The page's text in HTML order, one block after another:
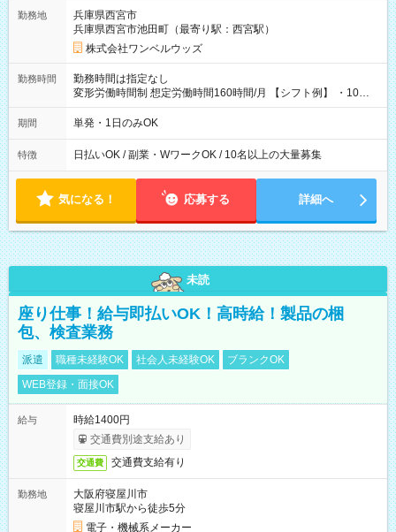
勤務地
兵庫県西宮市
兵庫県西宮市池田町（最寄り駅：西宮駅）
株式会社ワンベルウッズ
勤務時間
勤務時間は指定なし
変形労働時間制 想定労働時間160時間/月 【シフト例】 ・10：
00～20：00
期間 単発・1日のみOK
特徴 日払いOK / 副業・WワークOK / 10名以上の大量募集
気になる！ 応募する 詳細へ
未読
座り仕事！給与即払いOK！高時給！製品の梱
包、検査業務
派遣 職種未経験OK 社会人未経験OK
ブランクOK
WEB登録・面接OK
給与
時給1400円
交通費別途支給あり
交通費 交通費支給有り
勤務地
大阪府寝屋川市
寝屋川市駅から徒歩5分
電子・機械系メーカー